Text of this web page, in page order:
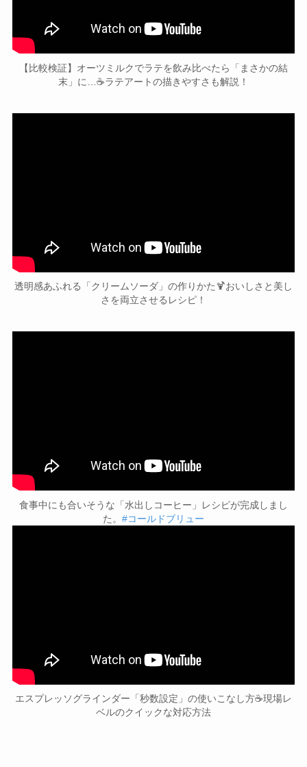
【比較検証】オーツミルクでラテを飲み比べたら「まさかの結
末」に…☕️ラテアートの描きやすさも解説！
透明感あふれる「クリームソーダ」の作りかた🍹おいしさと美し
さを両立させるレシピ！
食事中にも合いそうな「水出しコーヒー」レシピが完成しまし
た。 #コールドブリュー
エスプレッソグラインダー「秒数設定」の使いこなし方☕現場レ
ベルのクイックな対応方法